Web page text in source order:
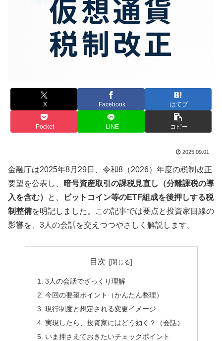
X Facebook はてブ
Pocket LINE コピー
2025.09.01
金融庁は2025年8月29日、令和8（2026）年度の税制改正
要望を公表し、
暗号資産取引の課税見直し（分離課税の導
入を含む）
と、
ビットコイン等のETF組成を後押しする税
制整備を明記しました。この記事では要点と投資家目線の
影響を、3人の会話を交えつつやさしく解説します。
目次
3人の会話でざっくり理解
今回の要望ポイント（かんたん整理）
現行制度と想定される変更イメージ
実現したら、投資家にはどう効く？（会話）
いま押さえておきたいチェックポイント